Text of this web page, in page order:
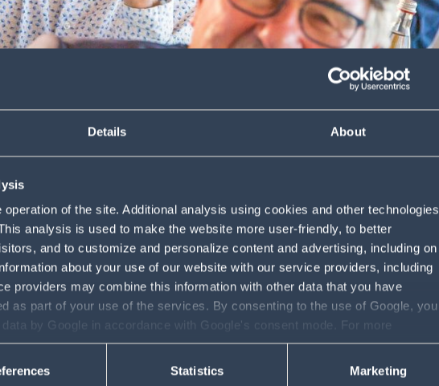
Details About
of the site. Additional analysis using cookies and other technologies
analysis is used to make the website more user-friendly, to better
and to customize and personalize content and advertising, including on
about your use of our website with our service providers, including
providers may combine this information with other data that you have
as part of your use of the services. By consenting to the use of Google, you
by Google in accordance with Google's consent mode. For more
consent and the service providers we use, please refer to our Privacy
Statistics Marketing
Simulation undVoice-Lösungen
auf seiner